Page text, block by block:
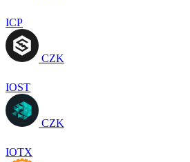
ICP
CZK
IOST
CZK
IOTX